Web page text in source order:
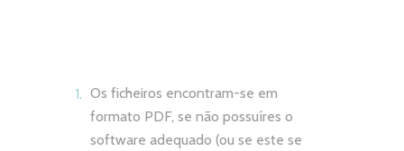
Os ficheiros encontram-se em
formato PDF, se não possuíres o
software adequado (ou se este se